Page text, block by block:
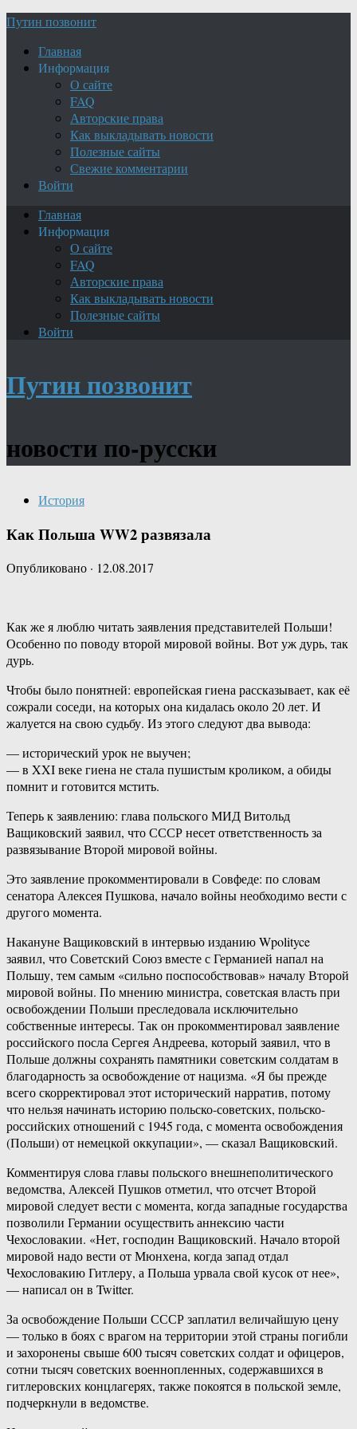
Путин позвонит
Главная
Информация
О сайте
FAQ
Авторские права
Как выкладывать новости
Полезные сайты
Свежие комментарии
Войти
Главная
Информация
О сайте
FAQ
Авторские права
Как выкладывать новости
Полезные сайты
Войти
Путин позвонит
новости по-русски
История
Как Польша WW2 развязала
Опубликовано · 12.08.2017
Как же я люблю читать заявления представителей Польши!
Особенно по поводу второй мировой войны. Вот уж дурь, так
дурь.
Чтобы было понятней: европейская гиена рассказывает, как её
сожрали соседи, на которых она кидалась около 20 лет. И
жалуется на свою судьбу. Из этого следуют два вывода:
— исторический урок не выучен;
— в XXI веке гиена не стала пушистым кроликом, а обиды
помнит и готовится мстить.
Теперь к заявлению: глава польского МИД Витольд
Ващиковский заявил, что СССР несет ответственность за
развязывание Второй мировой войны.
Это заявление прокомментировали в Совфеде: по словам
сенатора Алексея Пушкова, начало войны необходимо вести с
другого момента.
Накануне Ващиковский в интервью изданию Wpolityce
заявил, что Советский Союз вместе с Германией напал на
Польшу, тем самым «сильно поспособствовав» началу Второй
мировой войны. По мнению министра, советская власть при
освобождении Польши преследовала исключительно
собственные интересы. Так он прокомментировал заявление
российского посла Сергея Андреева, который заявил, что в
Польше должны сохранять памятники советским солдатам в
благодарность за освобождение от нацизма. «Я бы прежде
всего скорректировал этот исторический нарратив, потому
что нельзя начинать историю польско-советских, польско-
российских отношений с 1945 года, с момента освобождения
(Польши) от немецкой оккупации», — сказал Ващиковский.
Комментируя слова главы польского внешнеполитического
ведомства, Алексей Пушков отметил, что отсчет Второй
мировой следует вести с момента, когда западные государства
позволили Германии осуществить аннексию части
Чехословакии. «Нет, господин Ващиковский. Начало второй
мировой надо вести от Мюнхена, когда запад отдал
Чехословакию Гитлеру, а Польша урвала свой кусок от нее»,
— написал он в Twitter.
За освобождение Польши СССР заплатил величайшую цену
— только в боях с врагом на территории этой страны погибли
и захоронены свыше 600 тысяч советских солдат и офицеров,
сотни тысяч советских военнопленных, содержавшихся в
гитлеровских концлагерях, также покоятся в польской земле,
подчеркнули в ведомстве.